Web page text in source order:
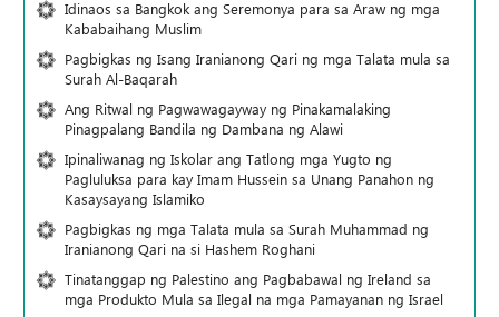
Idinaos sa Bangkok ang Seremonya para sa Araw ng mga
Kababaihang Muslim
Pagbigkas ng Isang Iranianong Qari ng mga Talata mula sa
Surah Al-Baqarah
Ang Ritwal ng Pagwawagayway ng Pinakamalaking
Pinagpalang Bandila ng Dambana ng Alawi
Ipinaliwanag ng Iskolar ang Tatlong mga Yugto ng
Pagluluksa para kay Imam Hussein sa Unang Panahon ng
Kasaysayang Islamiko
Pagbigkas ng mga Talata mula sa Surah Muhammad ng
Iranianong Qari na si Hashem Roghani
Tinatanggap ng Palestino ang Pagbabawal ng Ireland sa
mga Produkto Mula sa Ilegal na mga Pamayanan ng Israel